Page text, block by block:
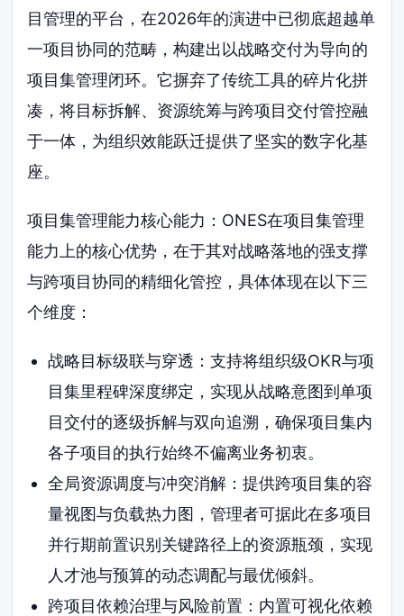
目管理的平台，在2026年的演进中已彻底超越单
一项目协同的范畴，构建出以战略交付为导向的
项目集管理闭环。它摒弃了传统工具的碎片化拼
凑，将目标拆解、资源统筹与跨项目交付管控融
于一体，为组织效能跃迁提供了坚实的数字化基
座。
项目集管理能力核心能力：ONES在项目集管理
能力上的核心优势，在于其对战略落地的强支撑
与跨项目协同的精细化管控，具体体现在以下三
个维度：
战略目标级联与穿透：支持将组织级OKR与项
目集里程碑深度绑定，实现从战略意图到单项
目交付的逐级拆解与双向追溯，确保项目集内
各子项目的执行始终不偏离业务初衷。
全局资源调度与冲突消解：提供跨项目集的容
量视图与负载热力图，管理者可据此在多项目
并行期前置识别关键路径上的资源瓶颈，实现
人才池与预算的动态调配与最优倾斜。
跨项目依赖治理与风险前置：内置可视化依赖